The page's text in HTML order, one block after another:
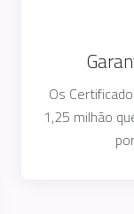
Os
1,25 milhão